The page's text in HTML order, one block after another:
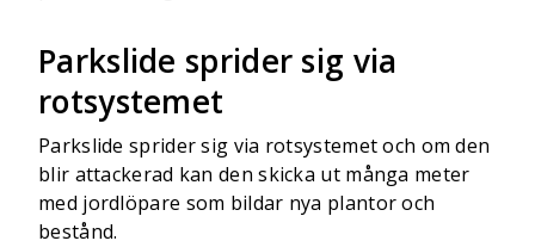
Parkslide sprider sig via
rotsystemet
Parkslide sprider sig via rotsystemet och om den
blir attackerad kan den skicka ut många meter
med jordlöpare som bildar nya plantor och
bestånd.